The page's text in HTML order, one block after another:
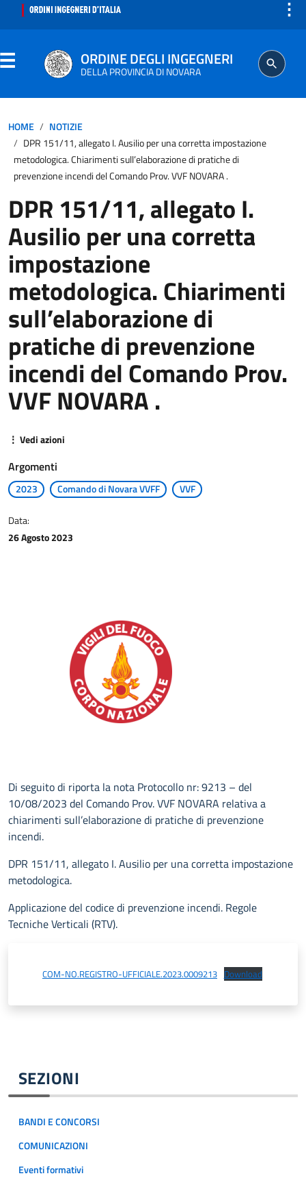
⋮
ORDINE DEGLI INGEGNERI
DELLA PROVINCIA DI NOVARA
SEGRETERIA
PROFESSIONE
AGGIORNAMENTO PROFESSIONALE
HOME
NOTIZIE
DPR 151/11, allegato I. Ausilio per una corretta impostazione
metodologica. Chiarimenti sull’elaborazione di pratiche di
prevenzione incendi del Comando Prov. VVF NOVARA .
DPR 151/11, allegato I.
Ausilio per una corretta
impostazione
metodologica. Chiarimenti
sull’elaborazione di
pratiche di prevenzione
incendi del Comando Prov.
VVF NOVARA .
⋮ Vedi azioni
Argomenti
2023 Comando di Novara VVFF VVF
Data:
26 Agosto 2023
SEZIONI
BANDI E CONCORSI
COMUNICAZIONI
Eventi formativi
Di seguito di riporta la nota Protocollo nr: 9213 – del
10/08/2023 del Comando Prov. VVF NOVARA relativa a
chiarimenti sull’elaborazione di pratiche di prevenzione
incendi.
DPR 151/11, allegato I. Ausilio per una corretta impostazione
metodologica.
Applicazione del codice di prevenzione incendi. Regole
Tecniche Verticali (RTV).
COM-NO.REGISTRO-UFFICIALE.2023.0009213 Download